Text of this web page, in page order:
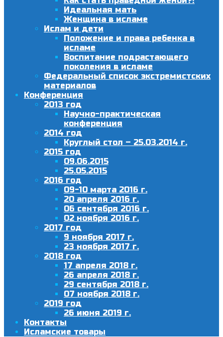
Идеальная мать
Женщина в исламе
Ислам и дети
Положение и права ребенка в
исламе
Воспитание подрастающего
поколения в исламе
Федеральный список экстремистских
материалов
Конференция
2013 год
Научно-практическая
конференция
2014 год
Круглый стол – 25.03.2014 г.
2015 год
09.06.2015
25.05.2015
2016 год
09-10 марта 2016 г.
20 апреля 2016 г.
06 сентября 2016 г.
02 ноября 2016 г.
2017 год
9 ноября 2017 г.
23 ноября 2017 г.
2018 год
17 апреля 2018 г.
26 апреля 2018 г.
29 сентября 2018 г.
07 ноября 2018 г.
2019 год
26 июня 2019 г.
Контакты
Исламские товары